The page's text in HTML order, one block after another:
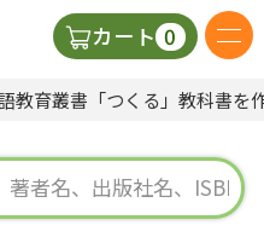
カート 0
日本語の教科書
視聴覚・補助教材
教育叢書「つくる」教科書を